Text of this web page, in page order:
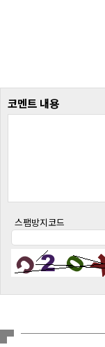
코멘트 내용
스팸방지코드